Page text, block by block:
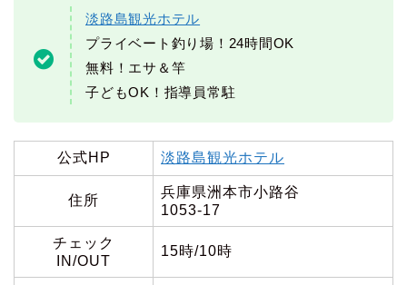
淡路島観光ホテル
プライベート釣り場！24時間OK
無料！エサ＆竿
子どもOK！指導員常駐
公式HP 淡路島観光ホテル
住所
兵庫県洲本市小路谷
1053-17
チェック
IN/OUT
15時/10時